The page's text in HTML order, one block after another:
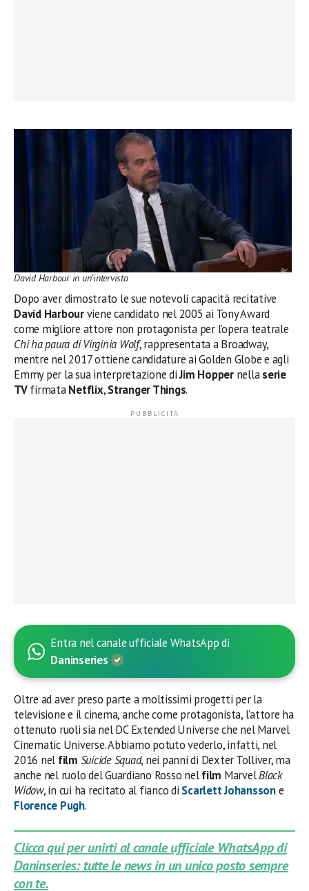
David Harbour in un’intervista
Dopo aver dimostrato le sue notevoli capacità recitative
David Harbourviene candidato nel 2005 ai Tony Award
come migliore attore non protagonista per l’opera teatrale
Chi ha paura di Virginia Wolf, rappresentata a Broadway,
mentre nel 2017 ottiene candidature ai Golden Globe e agli
Emmy per la sua interpretazione diJim Hoppernellaserie
TVfirmataNetflix,Stranger Things.
Entra nel canale ufficiale WhatsApp di
Daninseries
Oltre ad aver preso parte a moltissimi progetti per la
televisione e il cinema, anche come protagonista, l’attore ha
ottenuto ruoli sia nel DC Extended Universe che nel Marvel
Cinematic Universe. Abbiamo potuto vederlo, infatti, nel
2016 nel film Suicide Squad, nei panni di Dexter Tolliver, ma
anche nel ruolo del Guardiano Rosso nelfilm MarvelBlack
Widow, in cui ha recitato al fianco di Scarlett Johanssone
Florence Pugh.
Clicca qui per unirti al canale ufficiale WhatsApp di
Daninseries: tutte le news in un unico posto sempre
con te.